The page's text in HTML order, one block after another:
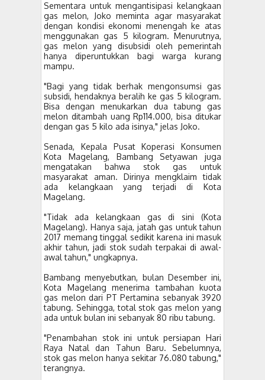
Sementara untuk mengantisipasi kelangkaan
gas melon, Joko meminta agar masyarakat
dengan kondisi ekonomi menengah ke atas
menggunakan gas 5 kilogram. Menurutnya,
gas melon yang disubsidi oleh pemerintah
hanya diperuntukkan bagi warga kurang
mampu.
"Bagi yang tidak berhak mengonsumsi gas
subsidi, hendaknya beralih ke gas 5 kilogram.
Bisa dengan menukarkan dua tabung gas
melon ditambah uang Rp114.000, bisa ditukar
dengan gas 5 kilo ada isinya," jelas Joko.
Senada, Kepala Pusat Koperasi Konsumen
Kota Magelang, Bambang Setyawan juga
mengatakan bahwa stok gas untuk
masyarakat aman. Dirinya mengklaim tidak
ada kelangkaan yang terjadi di Kota
Magelang.
"Tidak ada kelangkaan gas di sini (Kota
Magelang). Hanya saja, jatah gas untuk tahun
2017 memang tinggal sedikit karena ini masuk
akhir tahun, jadi stok sudah terpakai di awal-
awal tahun," ungkapnya.
Bambang menyebutkan, bulan Desember ini,
Kota Magelang menerima tambahan kuota
gas melon dari PT Pertamina sebanyak 3920
tabung. Sehingga, total stok gas melon yang
ada untuk bulan ini sebanyak 80 ribu tabung.
"Penambahan stok ini untuk persiapan Hari
Raya Natal dan Tahun Baru. Sebelumnya,
stok gas melon hanya sekitar 76.080 tabung,"
terangnya.